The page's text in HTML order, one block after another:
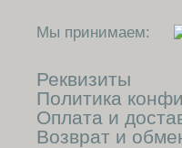
Мы принимаем:
Реквизиты
Политика
Оплата и
Возврат и